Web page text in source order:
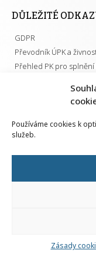
Používáme cookies k
služeb.
Zásady
DŮLEŽITÉ
GDPR
Převodník ÚPK a
Přehled PK pro splnění